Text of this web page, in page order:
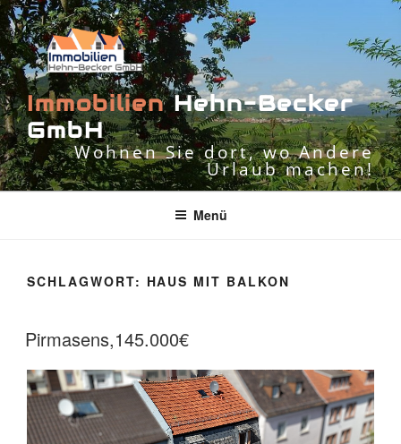
Zum
Inhalt
springen
Immobilien Hehn-Becker
GmbH
Wohnen Sie dort, wo Andere
Urlaub machen!
Menü
SCHLAGWORT: HAUS MIT BALKON
Pirmasens,145.000€